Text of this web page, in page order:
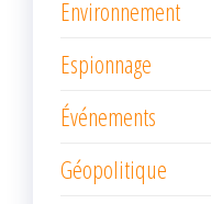
Environnement
Espionnage
Événements
Géopolitique